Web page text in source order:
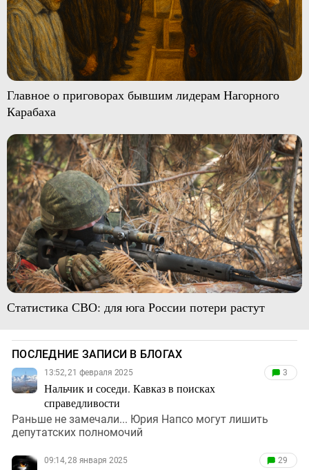
Главное о приговорах бывшим лидерам Нагорного
Карабаха
Статистика СВО: для юга России потери растут
ПОСЛЕДНИЕ ЗАПИСИ В БЛОГАХ
13:52, 21 февраля 2025
Нальчик и соседи. Кавказ в поисках
справедливости
3
Раньше не замечали... Юрия Напсо могут лишить
депутатских полномочий
09:14, 28 января 2025 29